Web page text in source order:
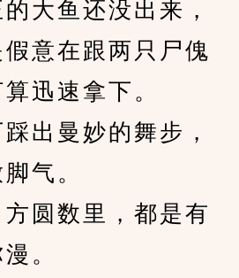
大鱼还没出来，
意在跟两只尸傀
迅速拿下。
曼妙的舞步，
气。
圆数里，都是有
。